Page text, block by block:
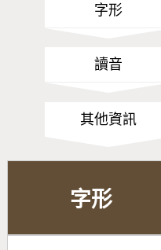
字形
讀音
其他資訊
字形